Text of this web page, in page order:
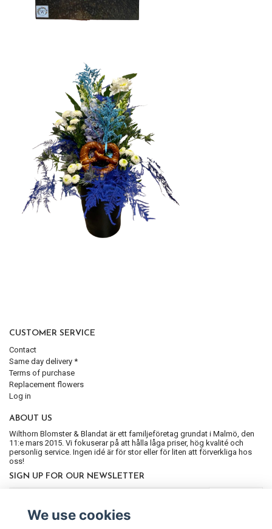
CUSTOMER SERVICE
Contact
Same day delivery *
Terms of purchase
Replacement flowers
Log in
ABOUT US
Wilthorn Blomster & Blandat är ett familjeföretag grundat i Malmö, den
11:e mars 2015. Vi fokuserar på att hålla låga priser, hög kvalité och
personlig service. Ingen idé är för stor eller för liten att förverkliga hos
oss!
SIGN UP FOR OUR NEWSLETTER
We use cookies